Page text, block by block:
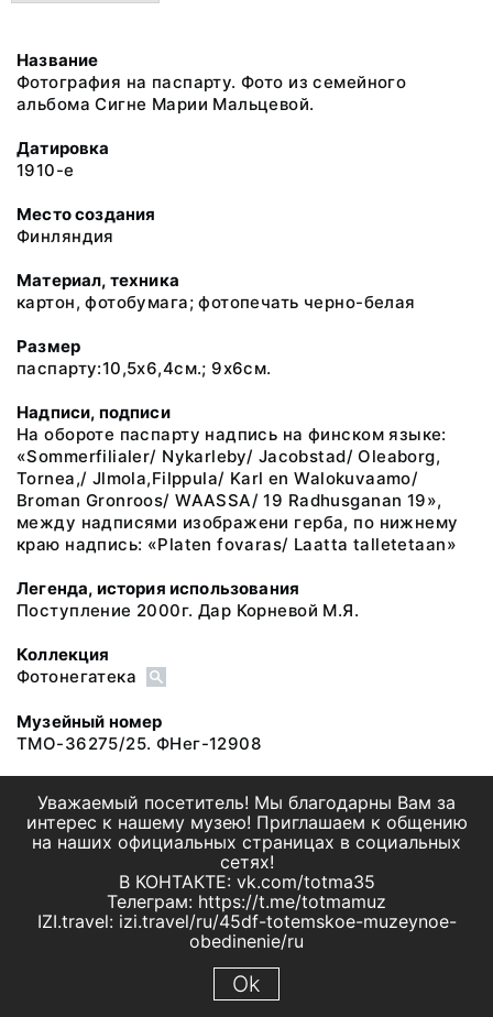
Название
Фотография на паспарту. Фото из семейного
альбома Сигне Марии Мальцевой.
Датировка
1910-е
Место создания
Финляндия
Материал, техника
картон, фотобумага; фотопечать черно-белая
Размер
паспарту:10,5х6,4см.; 9х6см.
Надписи, подписи
На обороте паспарту надпись на финском языке:
«Sommerfilialer/ Nykarleby/ Jacobstad/ Oleaborg,
Tornea,/ Jlmola,Filppula/ Karl en Walokuvaamo/
Broman Gronroos/ WAASSA/ 19 Radhusganan 19»,
между надписями изображени герба, по нижнему
краю надпись: «Platen fovaras/ Laatta talletetaan»
Легенда, история использования
Поступление 2000г. Дар Корневой М.Я.
Коллекция
Фотонегатека
Музейный номер
ТМО-36275/25. ФНег-12908
Уважаемый посетитель! Мы благодарны Вам за
интерес к нашему музею! Приглашаем к общению
на наших официальных страницах в социальных
сетях!
В КОНТАКТЕ: vk.com/totma35
Телеграм: https://t.me/totmamuz
IZI.travel: izi.travel/ru/45df-totemskoe-muzeynoe-
obedinenie/ru
Ok